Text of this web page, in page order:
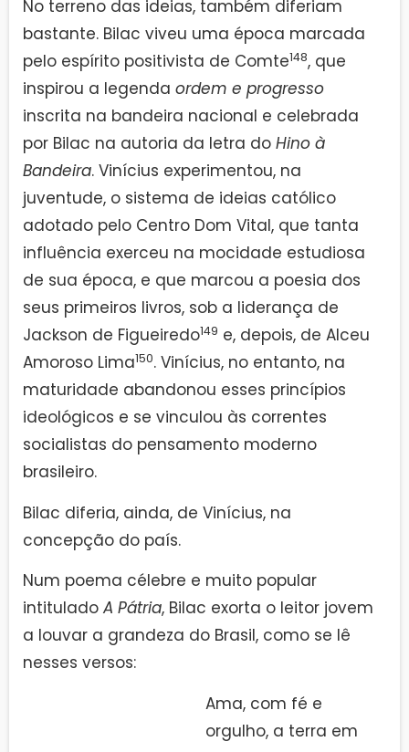
No terreno das ideias, também diferiam
bastante. Bilac viveu uma época marcada
pelo espírito positivista de Comte148, que
inspirou a legenda ordem e progresso
inscrita na bandeira nacional e celebrada
por Bilac na autoria da letra do Hino à
Bandeira. Vinícius experimentou, na
juventude, o sistema de ideias católico
adotado pelo Centro Dom Vital, que tanta
influência exerceu na mocidade estudiosa
de sua época, e que marcou a poesia dos
seus primeiros livros, sob a liderança de
Jackson de Figueiredo149 e, depois, de Alceu
Amoroso Lima150. Vinícius, no entanto, na
maturidade abandonou esses princípios
ideológicos e se vinculou às correntes
socialistas do pensamento moderno
brasileiro.
Bilac diferia, ainda, de Vinícius, na
concepção do país.
Num poema célebre e muito popular
intitulado A Pátria, Bilac exorta o leitor jovem
a louvar a grandeza do Brasil, como se lê
nesses versos:
Ama, com fé e
orgulho, a terra em